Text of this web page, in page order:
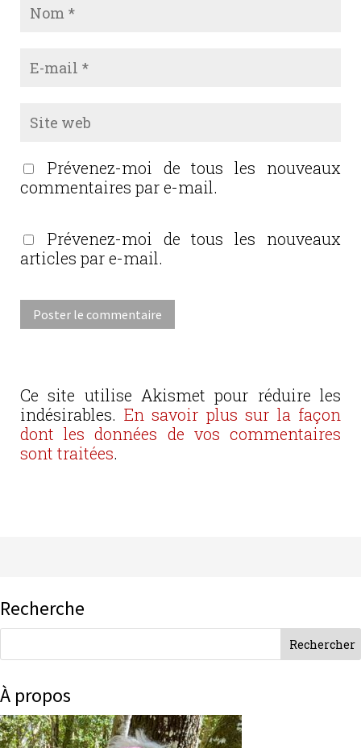
Prévenez-moi de tous les nouveaux
commentaires par e-mail.
Prévenez-moi de tous les nouveaux
articles par e-mail.
Ce site utilise Akismet pour réduire les
indésirables. En savoir plus sur la façon
dont les données de vos commentaires
sont traitées.
Recherche
À propos